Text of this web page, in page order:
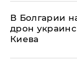
В Болгарии
дрон
Киева